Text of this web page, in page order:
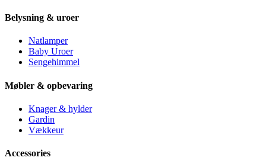
Belysning & uroer
Natlamper
Baby Uroer
Sengehimmel
Møbler & opbevaring
Knager & hylder
Gardin
Vækkeur
Accessories